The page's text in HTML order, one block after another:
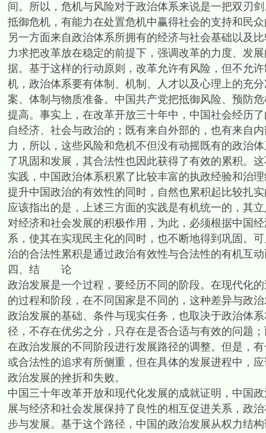
间。所以，危机与风险对于政治体系来说是一把双刃
抵御危机，有能力在处置危机中赢得社会的支持和民
另一方面来自政治体系所拥有的经济与社会基础以及
力求把改革放在稳定的前提下，强调改革的力度、发
据。基于这样的行动原则，改革允许有风险，但不允
机，政治体系要有体制、机制、人才以及心理上的充
案、体制与物质准备。中国共产党把抵御风险、预防
提高。事实上，在改革开放三十年中，中国社会经历
自经济、社会与政治的；既有来自外部的，也有来自
力，所以，这些风险和危机不但没有动摇既有的政治
了巩固和发展，其合法性也因此获得了有效的累积。
实践，中国政治体系积累了比较丰富的执政经验和治
提升中国政治的有效性的同时，自然也累积起比较扎
应该指出的是，上述三方面的实践是有机统一的，其
对经济和社会发展的积极作用，为此，必须根据中国
系，使其在实现民主化的同时，也不断地得到巩固。
治的合法性累积是通过政治有效性与合法性的有机互
四、结 论
政治发展是一个过程，要经历不同的阶段。在现代化
的过程和阶段，在不同国家是不同的，这种差异与政
政治发展的基础、条件与现实任务，也取决于政治体
径，不存在优劣之分，只存在是否合适与有效的问题
在政治发展的不同阶段进行发展路径的调整。但是，
或合法性的追求有所侧重，但在具体的发展进程中，
政治发展的挫折和失败。
中国三十年改革开放和现代化发展的成就证明，中国
展与经济和社会发展保持了良性的相互促进关系，政
步与发展。基于这个路径，中国的政治发展从权力结